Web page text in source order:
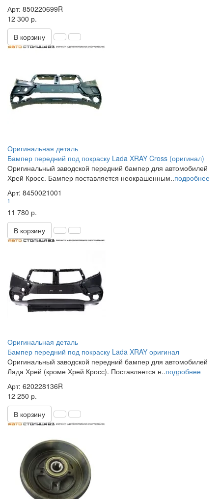
Арт: 850220699R
12 300 р.
В корзину
Оригинальная деталь
Бампер передний под покраску Lada XRAY Cross (оригинал)
Оригинальный заводской передний бампер для автомобилей
Хрей Кросс. Бампер поставляется неокрашенным..подробнее
Арт: 8450021001
1
11 780 р.
В корзину
Оригинальная деталь
Бампер передний под покраску Lada XRAY оригинал
Оригинальный заводской передний бампер для автомобилей
Лада Хрей (кроме Хрей Кросс). Поставляется н..подробнее
Арт: 620228136R
12 250 р.
В корзину